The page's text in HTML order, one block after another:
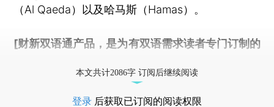
（Al Qaeda）以及哈马斯（Hamas）。
[财新双语通产品，是为有双语需求读者专门订制的
本文共计2086字 订阅后继续阅读
登录 后获取已订阅的阅读权限